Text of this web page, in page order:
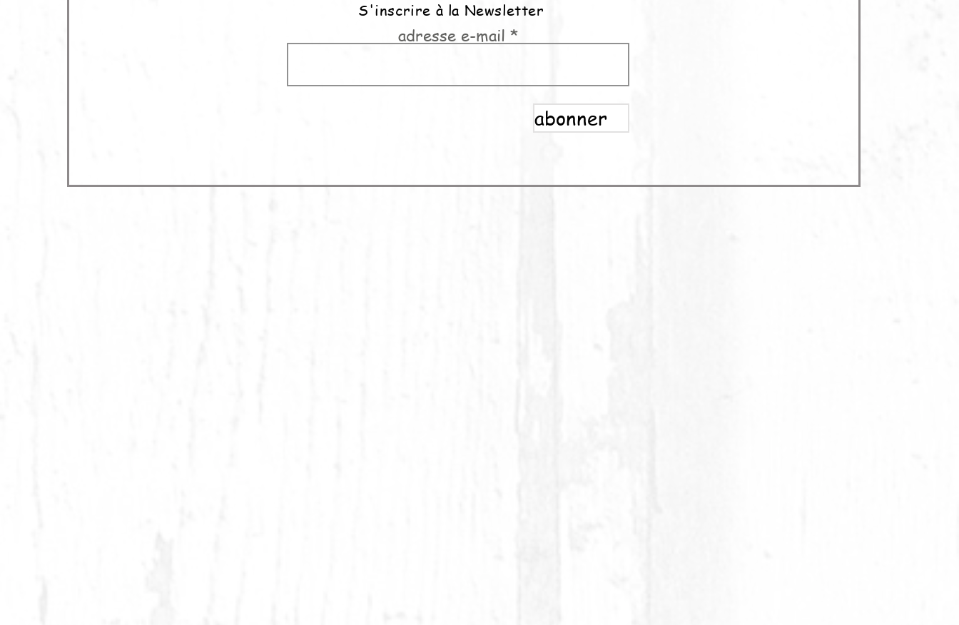
S'inscrire à la Newsletter
adresse e-mail
abonner